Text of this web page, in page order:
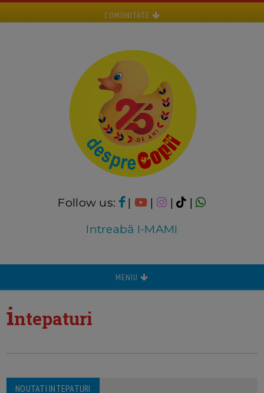
COMUNITATE
Follow us: | | |
|
Intreabă I-MAMI
MENIU
intepaturi
NOUTATI INTEPATURI